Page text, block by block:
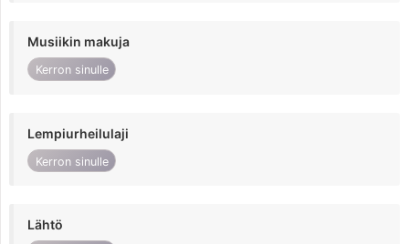
Musiikin makuja
Kerron sinulle
Lempiurheilulaji
Kerron sinulle
Lähtö